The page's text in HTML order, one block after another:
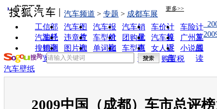
实用工具 更多>>
工信部
油耗
汽车图
片
汽车报
价
汽车销
量
车价计
算
车险计
算
汽车经
销商
违章查
询
车型对
比
团购优
惠
汽车投
诉
广州车
展
搜狗浏
览器
图片欣
赏
单词翻
车型查
询
女人宝
典
小说阅
读
汽车频道 > 专题 > 成都车展
购置税
汽车壁纸
2009中国（成都）车市总评